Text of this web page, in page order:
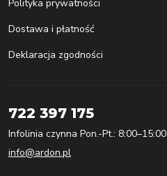
Polityka prywatności
Dostawa i płatność
Deklaracja zgodności
722 397 175
Infolinia czynna Pon.-Pt.: 8:00–15:00
info@ardon.pl